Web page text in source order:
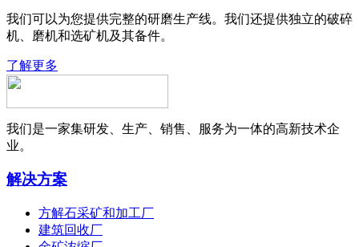
我们可以为您提供完整的研磨生产线。我们还提供独立的破碎
机、磨机和选矿机及其备件。
了解更多
我们是一家集研发、生产、销售、服务为一体的高新技术企
业。
解决方案
方解石采矿和加工厂
建筑回收厂